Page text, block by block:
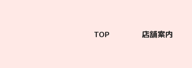
TOP 店舗案内